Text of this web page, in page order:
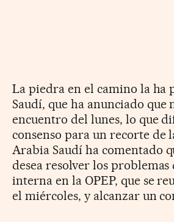
La piedra en el camino la ha
Saudí, que ha anunciado que
encuentro del lunes, lo que
consenso para un recorte de
Arabia Saudí ha comentado
desea resolver los
interna en la OPEP, que se
el miércoles, y alcanzar un